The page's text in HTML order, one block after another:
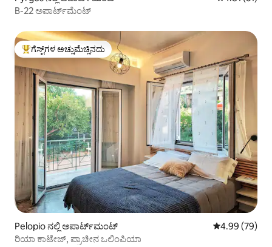
B-22 ಅಪಾರ್ಟ್‌ಮೆಂಟ್
ಗೆಸ್ಟ್‌ಗಳಿಗೆ ಅತಿ ಹೆಚ್ಚು ಅಚ್ಚುಮೆಚ್ಚಿನದು
ಗೆಸ್ಟ್‌ಗಳ ಅಚ್ಚುಮೆಚ್ಚಿನದು
Pelopio ನಲ್ಲಿ ಅಪಾರ್ಟ್‌ಮಂಟ್ 5 ರಲ್ಲಿ 4.99
4.99 (79)
ರಿಯಾ ಕಾಟೇಜ್, ಪ್ರಾಚೀನ ಒಲಿಂಪಿಯಾ